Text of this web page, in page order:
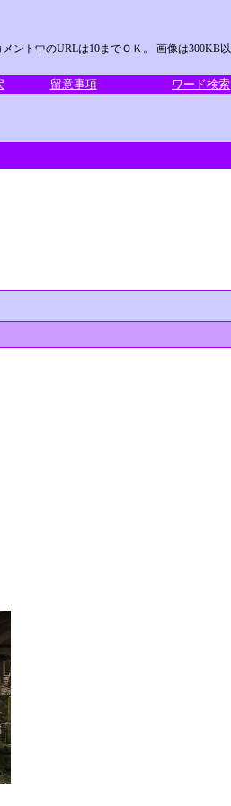
ト中のURLは10までＯＫ。 画像は300KB
留意事項 ワード検索